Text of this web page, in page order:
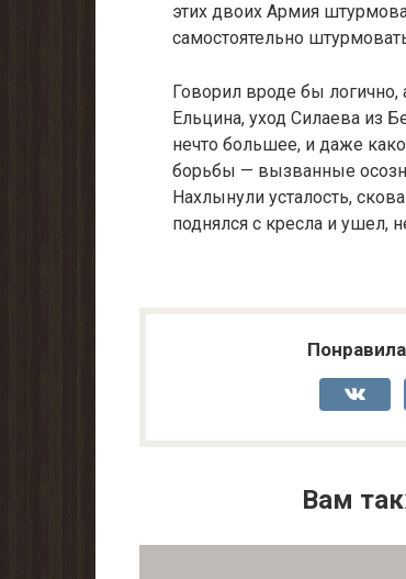
этих двоих Армия
самостоятельно
Говорил вроде бы логично,
Ельцина, уход Силаева из
нечто большее, и даже
борьбы — вызванные
Нахлынули усталость,
поднялся с кресла и ушел,
Вам